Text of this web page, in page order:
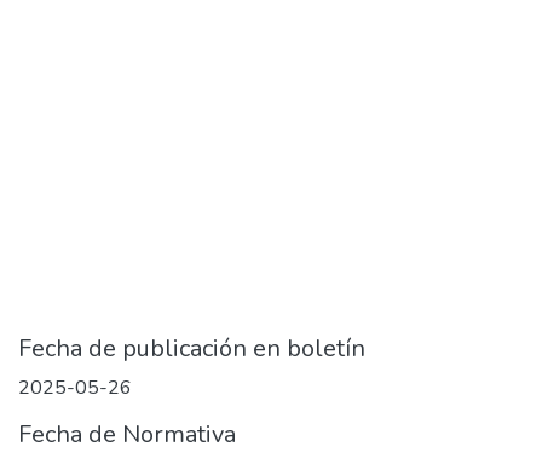
Fecha de publicación en boletín
2025-05-26
Fecha de Normativa